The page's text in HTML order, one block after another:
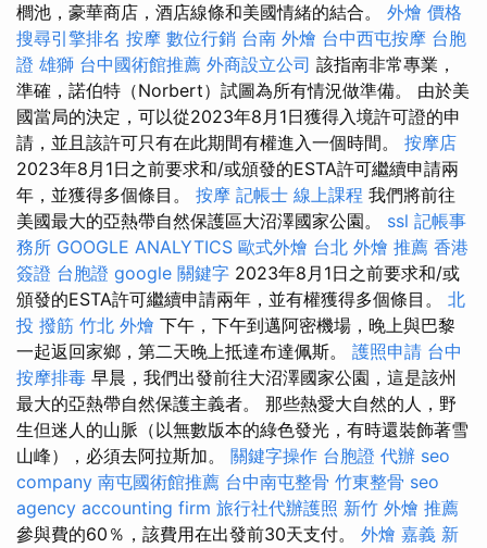
櫚池，豪華商店，酒店線條和美國情緒的結合。 外燴 價格
搜尋引擎排名 按摩 數位行銷 台南 外燴 台中西屯按摩 台胞
證 雄獅 台中國術館推薦 外商設立公司 該指南非常專業，
準確，諾伯特（Norbert）試圖為所有情況做準備。 由於美
國當局的決定，可以從2023年8月1日獲得入境許可證的申
請，並且該許可只有在此期間有權進入一個時間。 按摩店
2023年8月1日之前要求和/或頒發的ESTA許可繼續申請兩
年，並獲得多個條目。 按摩 記帳士 線上課程 我們將前往
美國最大的亞熱帶自然保護區大沼澤國家公園。 ssl 記帳事
務所 GOOGLE ANALYTICS 歐式外燴 台北 外燴 推薦 香港
簽證 台胞證 google 關鍵字 2023年8月1日之前要求和/或
頒發的ESTA許可繼續申請兩年，並有權獲得多個條目。 北
投 撥筋 竹北 外燴 下午，下午到邁阿密機場，晚上與巴黎
一起返回家鄉，第二天晚上抵達布達佩斯。 護照申請 台中
按摩排毒 早晨，我們出發前往大沼澤國家公園，這是該州
最大的亞熱帶自然保護主義者。 那些熱愛大自然的人，野
生但迷人的山脈（以無數版本的綠色發光，有時還裝飾著雪
山峰），必須去阿拉斯加。 關鍵字操作 台胞證 代辦 seo
company 南屯國術館推薦 台中南屯整骨 竹東整骨 seo
agency accounting firm 旅行社代辦護照 新竹 外燴 推薦
參與費的60％，該費用在出發前30天支付。 外燴 嘉義 新